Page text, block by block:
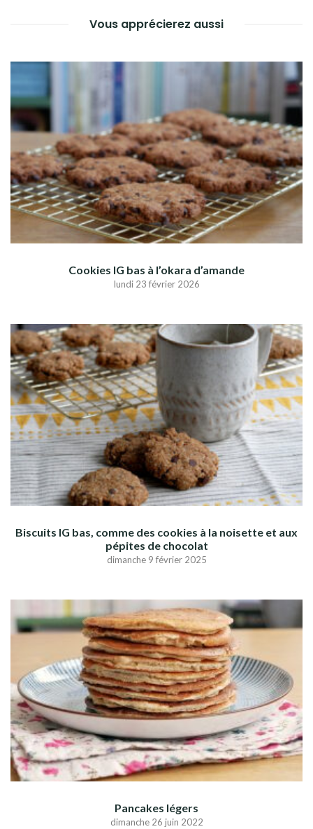
Vous apprécierez aussi
Cookies IG bas à l’okara d’amande
lundi 23 février 2026
Biscuits IG bas, comme des cookies à la noisette et aux
pépites de chocolat
dimanche 9 février 2025
Pancakes légers
dimanche 26 juin 2022